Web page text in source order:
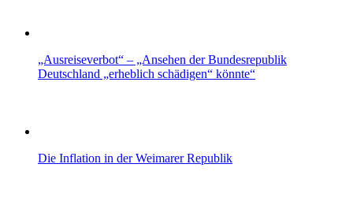
„Ausreiseverbot“ – „Ansehen der Bundesrepublik
Deutschland „erheblich schädigen“ könnte“
Die Inflation in der Weimarer Republik